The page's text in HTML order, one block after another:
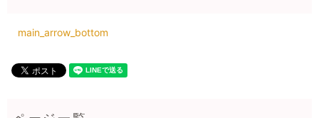
main_arrow_bottom